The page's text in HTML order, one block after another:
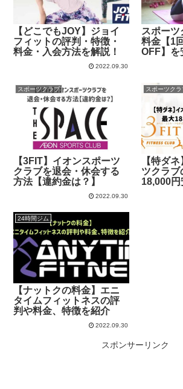
【どこでもJOY】ジョイ
フィットの評判・特徴・
料金・入会方法を解説！
2022.09.30
スポーツ
料金【1
OFF】を
スポーツクラブ
【3FIT】イオンスポーツ
クラブを退会・休会する
方法【違約金は？】
2022.09.30
スポーツクラ
【特ダ
ツクラブ
18,000
24時間ジム
【ナットクの料金】エニ
タイムフィットネスの評
判や料金、特徴を紹介
2022.09.30
スポンサーリンク